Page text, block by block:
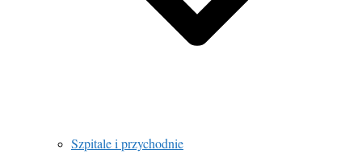
Szpitale i przychodnie